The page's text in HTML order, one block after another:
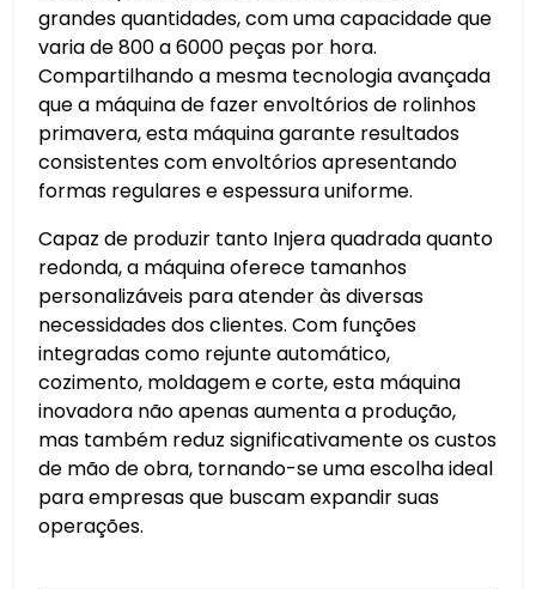
grandes quantidades, com uma capacidade que
varia de 800 a 6000 peças por hora.
Compartilhando a mesma tecnologia avançada
que a máquina de fazer envoltórios de rolinhos
primavera, esta máquina garante resultados
consistentes com envoltórios apresentando
formas regulares e espessura uniforme.
Capaz de produzir tanto Injera quadrada quanto
redonda, a máquina oferece tamanhos
personalizáveis para atender às diversas
necessidades dos clientes. Com funções
integradas como rejunte automático,
cozimento, moldagem e corte, esta máquina
inovadora não apenas aumenta a produção,
mas também reduz significativamente os custos
de mão de obra, tornando-se uma escolha ideal
para empresas que buscam expandir suas
operações.